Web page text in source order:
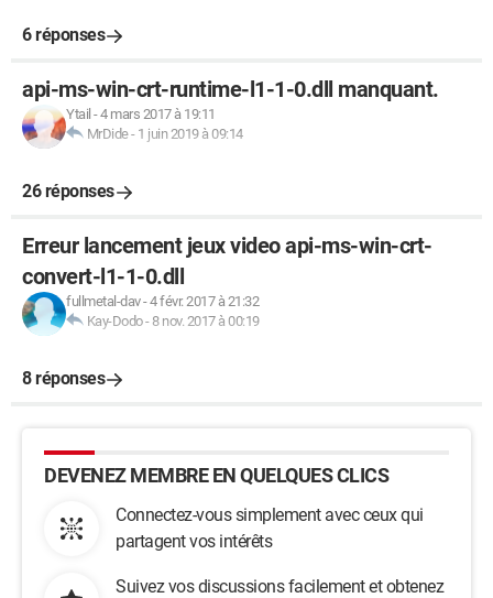
6 réponses
api-ms-win-crt-runtime-l1-1-0.dll manquant.
Ytail -4 mars 2017 à 19:11
MrDide- 1 juin 2019 à 09:14
26 réponses
Erreur lancement jeux video api-ms-win-crt-
convert-l1-1-0.dll
fullmetal-dav-4 févr. 2017 à 21:32
Kay-Dodo- 8 nov. 2017 à 00:19
8 réponses
DEVENEZ MEMBRE EN QUELQUES CLICS
Connectez-vous simplement avec ceux qui
partagent vos intérêts
Suivez vos discussions facilement et obtenez